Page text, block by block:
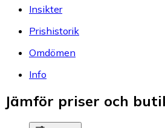
Insikter
Prishistorik
Omdömen
Info
Jämför priser och